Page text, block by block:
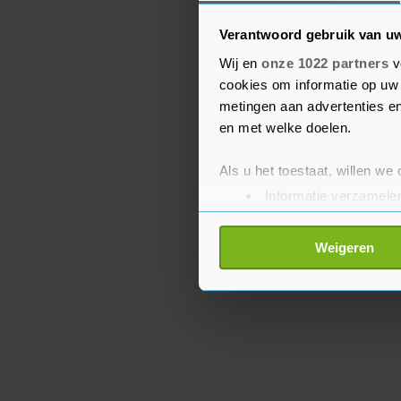
Verantwoord gebruik van
Wij en onze 1022 partners
cookies om informatie op
metingen aan advertenties
en met welke doelen.
Als u het toestaat, willen we
Informatie
Uw apparaat
Lees meer over hoe uw
toestemming op elk moment
Weigeren
Eerder kondigde Jaguar
Motors al aan om een
miljard euro te bouwen
in Engeland. Het